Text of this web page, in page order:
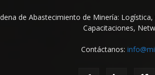
de Abastecimiento de Minería:
Capacitaciones,
Contáctanos: